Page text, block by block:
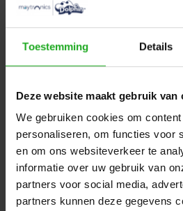
Toestemming Details
Deze website maakt gebruik van
We gebruiken cookies om
personaliseren, om functies voor
en om ons websiteverkeer te
informatie over uw gebruik van
partners voor social media,
partners kunnen deze gegevens
Maytronics
Dolphin Dynamic
swivel 18 meter
aansluiting.
De kabel is voorzien van een
9995899
Maytronics